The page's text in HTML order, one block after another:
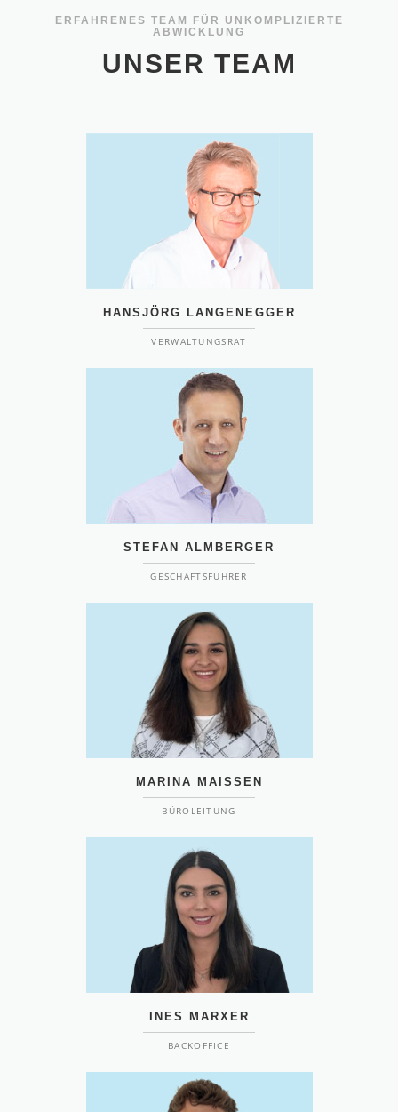
ERFAHRENES TEAM FÜR UNKOMPLIZIERTE
ABWICKLUNG
UNSER TEAM
HANSJÖRG LANGENEGGER
VERWALTUNGSRAT
STEFAN ALMBERGER
GESCHÄFTSFÜHRER
MARINA MAISSEN
BÜROLEITUNG
INES MARXER
BACKOFFICE